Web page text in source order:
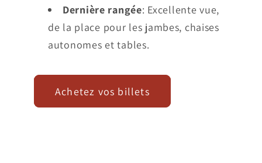
Dernière rangée: Excellente vue,
de la place pour les jambes, chaises
autonomes et tables.
Achetez vos billets